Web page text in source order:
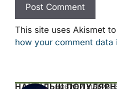
This site uses Akismet
how your comment data
НАЙБІЛЬШНОВИНИ